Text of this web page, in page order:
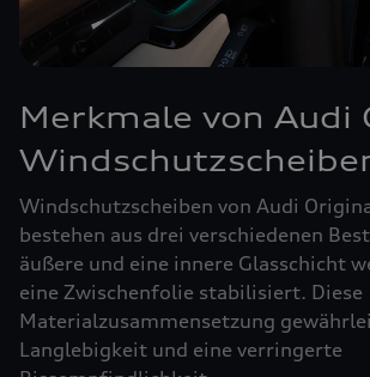
Merkmale von Audi
Windschutzscheiben von Audi
bestehen aus drei verschiedenen
äußere und eine innere Glasschicht
eine Zwischenfolie stabilisiert. Diese
Materialzusammensetzung
Langlebigkeit und eine verringerte